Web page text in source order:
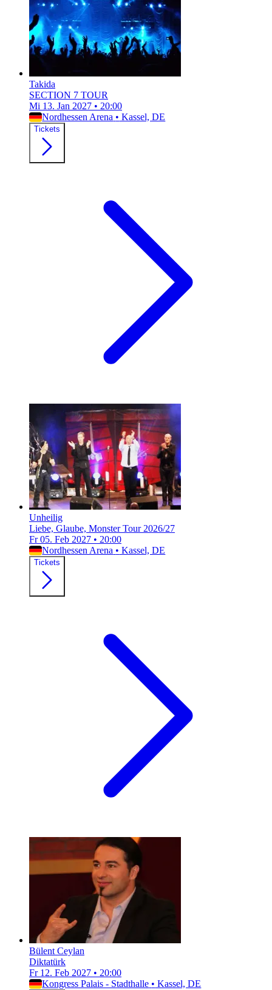
Takida
SECTION 7 TOUR
Mi 13. Jan 2027 • 20:00
Nordhessen Arena • Kassel, DE
Tickets
Unheilig
Liebe, Glaube, Monster Tour 2026/27
Fr 05. Feb 2027 • 20:00
Nordhessen Arena • Kassel, DE
Tickets
Bülent Ceylan
Diktatürk
Fr 12. Feb 2027 • 20:00
Kongress Palais - Stadthalle • Kassel, DE